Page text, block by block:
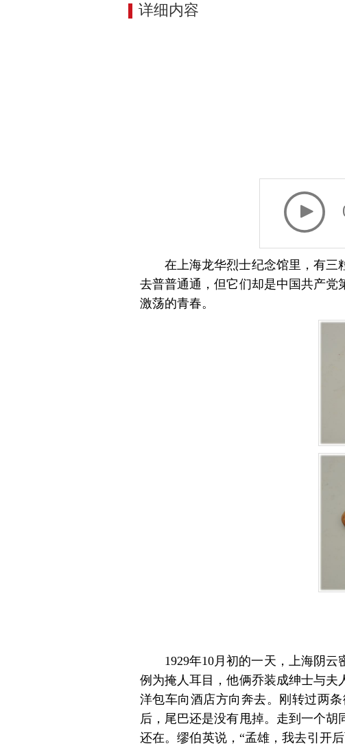
详细内容
在上海龙华烈士纪念馆里，有三
去普普通通，但它们却是中国共产
激荡的青春。
1929年10月初的一天，上海阴
例为掩人耳目，他俩乔装成绅士与
洋包车向酒店方向奔去。刚转过两
后，尾巴还是没有甩掉。走到一个
还在。缪伯英说，“孟雄，我去引开